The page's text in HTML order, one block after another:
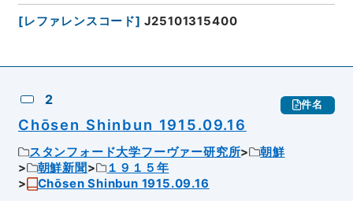
[レファレンスコード] J25101315400
2 件名
Chōsen Shinbun 1915.09.16
スタンフォード大学フーヴァー研究所
朝鮮
朝鮮新聞
１９１５年
Chōsen Shinbun 1915.09.16